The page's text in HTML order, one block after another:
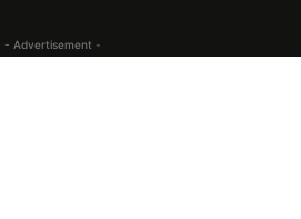
- Advertisement -